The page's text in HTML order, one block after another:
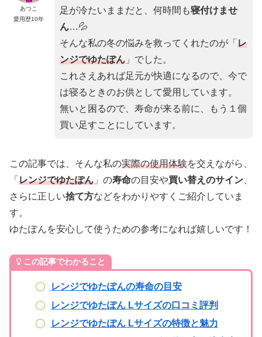
あつこ
愛用歴10年
足が冷たいままだと、何時間も寝付けませ
ん…💦
そんな私の冬の悩みを救ってくれたのが「 レ
ンジでゆたぽん」でした。
これさえあれば足元が快適になるので、今で
は寝るときのお供として愛用しています。
無いと困るので、寿命が来る前に、もう１個
買い足すことにしています。
この記事では、そんな私の実際の使用体験を交えながら、
「 レンジでゆたぽん 」の寿命の目安や買い替えのサイン
さらに正しい捨て方などをわかりやすくご紹介していま
す。
ゆたぽんを安心して使うための参考になれば嬉しいです！
この記事でわかること
レンジでゆたぽんの寿命の目安
レンジでゆたぽん Lサイズの口コミ評判
レンジでゆたぽん Lサイズの特徴と魅力